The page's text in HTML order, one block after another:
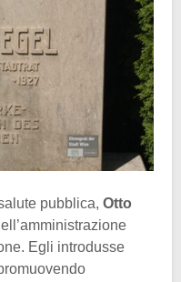
pubblica, Otto
Egli introdusse